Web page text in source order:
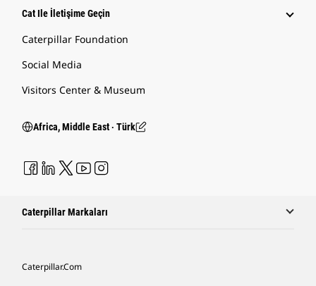
Cat Ile İletişime Geçin
Caterpillar Foundation
Social Media
Visitors Center & Museum
Africa, Middle East ‧ Türk
Caterpillar Markaları
Caterpillar.com